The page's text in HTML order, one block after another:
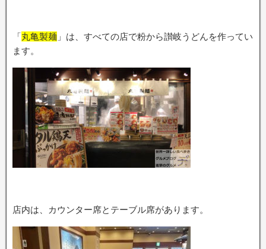
「丸亀製麺 」は、すべての店で粉から讃岐うどんを作ってい
ます。
店内は、カウンター席とテーブル席があります。